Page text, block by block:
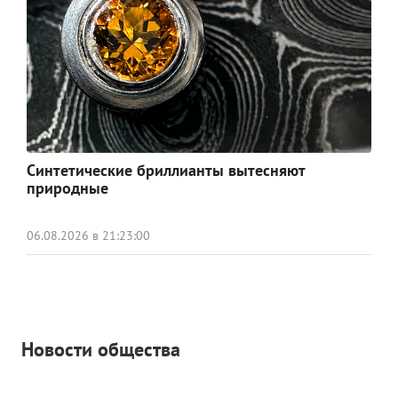
Синтетические бриллианты вытесняют
природные
06.08.2026 в 21:23:00
Новости общества